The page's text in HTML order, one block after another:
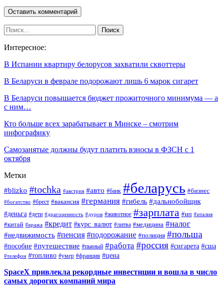
Интересное:
В Испании квартиру белорусов захватили сквоттеры
В Беларуси в феврале подорожают лишь 6 марок сигарет
В Беларуси повышается бюджет прожиточного минимума — а
с ним…
Кто больше всех зарабатывает в Минске – смотрим
инфографику
Самозанятые должны будут платить взносы в ФЗСН с 1
октября
Метки
#blizko #tochka #австрия #авто #банк #беларусь #бизнес
#богатство #брест #вакансия #германия #гибель #дальнобойщик
#деньга #дети #драгоценность #дуров #животное #зарплата #ип #италия
#китай #кража #кредит #курс_валют #литва #медицина #налог
#недвижимость #пенсия #подорожание #полиция #польша
#пособие #путешествие #пьяный #работа #россия #сигарета #сша
#телефон #топливо #умер #франция #цена
SpaceX привлекла рекордные инвестиции и вошла в число
самых дорогих компаний мира